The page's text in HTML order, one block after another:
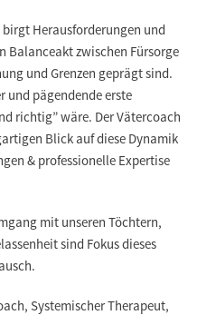
birgt Herausforderungen und
Balanceakt zwischen Fürsorge
und Grenzen geprägt sind.
und pägendende erste
richtig” wäre. Der Vätercoach
Blick auf diese Dynamik
& professionelle Expertise
mit unseren Töchtern,
sind Fokus dieses
Systemischer Therapeut,